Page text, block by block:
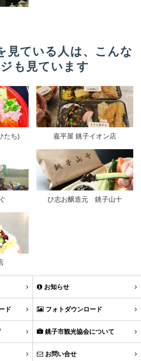
見ている人は、こんな
も見ています
たち) 嘉平屋 銚子イオン店
ひ志お醸造元 銚子山十
お知らせ
ド フォトダウンロード
銚子市観光協会について
お問い合せ